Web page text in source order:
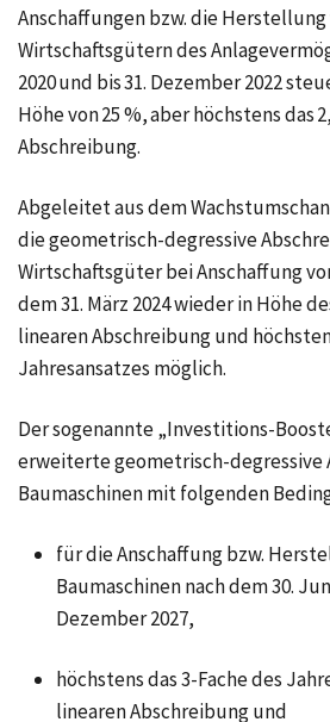
Anschaffungen bzw. die
Wirtschaftsgütern des
2020 und bis 31. Dezember 2022
Höhe von 25 %, aber höchstens das
Abschreibung.
Abgeleitet aus dem
die geometrisch-degressive
Wirtschaftsgüter bei Anschaffung
dem 31. März 2024 wieder in Höhe
linearen Abschreibung und
Jahresansatzes möglich.
Der sogenannte „Investitions-
erweiterte geometrisch-degressive
Baumaschinen mit folgenden
für die Anschaffung bzw.
Baumaschinen nach dem 30.
Dezember 2027,
höchstens das 3-Fache des
linearen Abschreibung und